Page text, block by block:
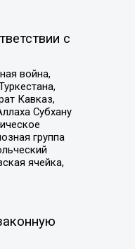
с
война,
Кавказ,
Субхану
группа
ячейка,